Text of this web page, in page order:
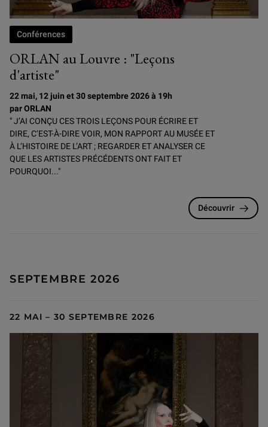
ORLAN au Louvre : "Leçons
d'artiste"
Conférences
22 mai, 12 juin et 30 septembre 2026 à 19h
par ORLAN
" J’AI CONÇU CES TROIS LEÇONS POUR ÉCRIRE ET
DIRE, C’EST-À-DIRE VOIR, MON RAPPORT AU MUSÉE ET
À L’HISTOIRE DE L’ART ; REGARDER ET ANALYSER CE
QUE LES ARTISTES PRÉCÉDENTS ONT FAIT ET
POURQUOI..."
Découvrir
SEPTEMBRE 2026
22 MAI – 30 SEPTEMBRE 2026